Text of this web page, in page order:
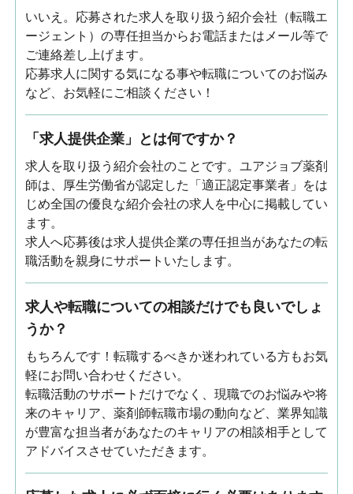
いいえ。応募された求人を取り扱う紹介会社（転職エ
ージェント）の専任担当からお電話またはメール等で
ご連絡差し上げます。
応募求人に関する気になる事や転職についてのお悩み
など、お気軽にご相談ください！
「求人提供企業」とは何ですか？
求人を取り扱う紹介会社のことです。ユアジョブ薬剤
師は、厚生労働省が認定した「適正認定事業者」をは
じめ全国の優良な紹介会社の求人を中心に掲載してい
ます。
求人へ応募後は求人提供企業の専任担当があなたの転
職活動を親身にサポートいたします。
求人や転職についての相談だけでも良いでしょ
うか？
もちろんです！転職するべきか迷われている方もお気
軽にお問い合わせください。
転職活動のサポートだけでなく、現職でのお悩みや将
来のキャリア、薬剤師転職市場の動向など、業界知識
が豊富な担当者があなたのキャリアの相談相手として
アドバイスさせていただきます。